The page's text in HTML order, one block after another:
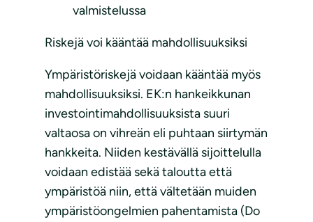
valmistelussa
Riskejä voi kääntää mahdollisuuksiksi
Ympäristöriskejä voidaan kääntää myös
mahdollisuuksiksi. EK:n hankeikkunan
investointimahdollisuuksista suuri
valtaosa on vihreän eli puhtaan siirtymän
hankkeita. Niiden kestävällä sijoittelulla
voidaan edistää sekä taloutta että
ympäristöä niin, että vältetään muiden
ympäristöongelmien pahentamista (Do